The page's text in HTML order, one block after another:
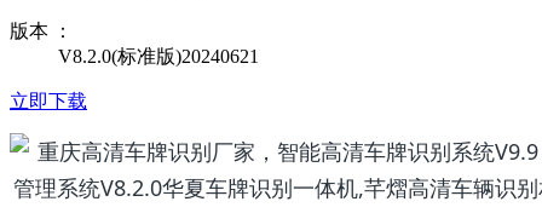
版本 ：
V8.2.0(标准版)20240621
立即下载